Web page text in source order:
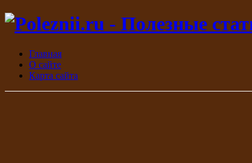
Главная
О сайте
Карта сайта